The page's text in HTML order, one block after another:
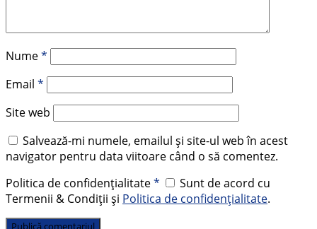
Nume*
Email *
Site web
Salvează-mi numele, emailul și site-ul web în acest
navigator pentru data viitoare când o să comentez.
Politica de confidențialitate*
Sunt de acord cu
Termenii & Condiții și Politica de confidențialitate.